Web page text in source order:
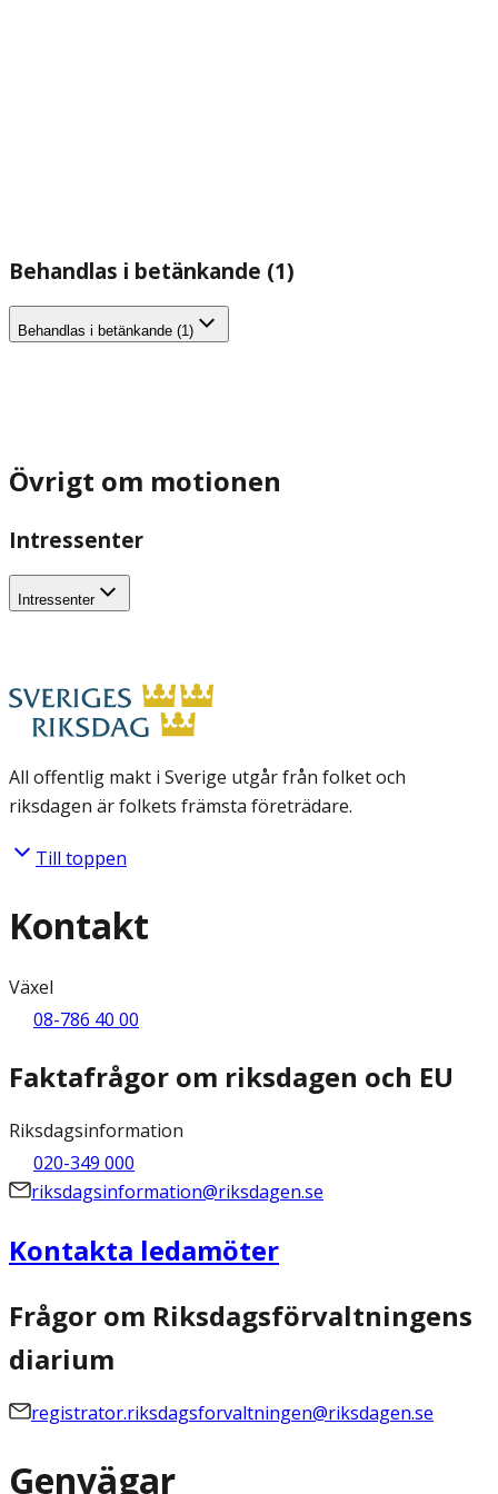
Behandlas i betänkande (1)
Behandlas i betänkande (1)
Övrigt om motionen
Intressenter
Intressenter
All offentlig makt i Sverige utgår från folket och
riksdagen är folkets främsta företrädare.
Till toppen
Kontakt
Växel
08-786 40 00
Faktafrågor om riksdagen och EU
Riksdagsinformation
020-349 000
riksdagsinformation@riksdagen.se
Kontakta ledamöter
Frågor om Riksdagsförvaltningens
diarium
registrator.riksdagsforvaltningen@riksdagen.se
Genvägar